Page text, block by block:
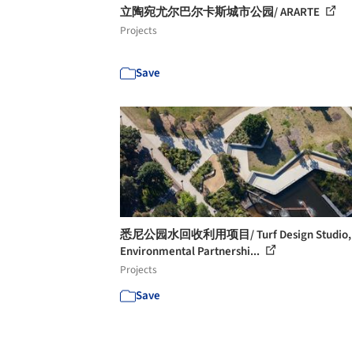
立陶宛尤尔巴尔卡斯城市公园/ ARARTE
Projects
Save
悉尼公园水回收利用项目/ Turf Design Studio,
Environmental Partnershi...
Projects
Save